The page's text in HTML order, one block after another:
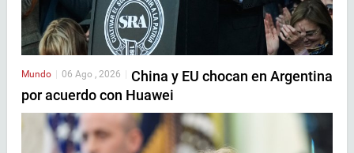
Mundo | 06 Ago , 2026 | China y EU chocan en Argentina
por acuerdo con Huawei